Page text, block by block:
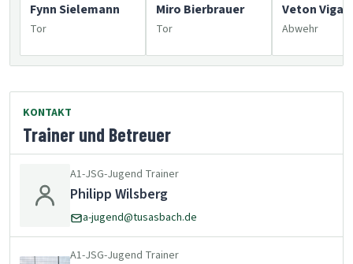
Fynn Sielemann
Tor
Miro Bierbrauer
Tor
Veton Viga
Abwehr
KONTAKT
Trainer und Betreuer
A1-JSG-Jugend Trainer
Philipp Wilsberg
a-jugend@tusasbach.de
A1-JSG-Jugend Trainer